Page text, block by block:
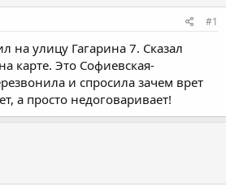
#1
на улицу Гагарина 7. Сказал
карте. Это Софиевская-
и спросила зачем врет
а просто недоговаривает!